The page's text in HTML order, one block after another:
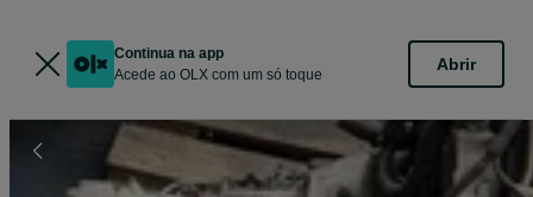
Continua na app
Acede ao OLX com um só toque
Abrir